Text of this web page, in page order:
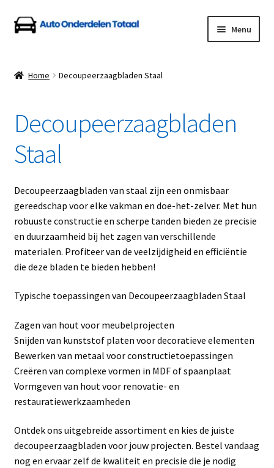
Ga
door
navigatie
Ga
naar
inhoud
Menu
Auto Onderdelen Shop
Betalen en Verzenden
Blog
Contact
Klantenservice
Over Ons
Overzicht
Retourbeleid
Home Decoupeerzaagbladen Staal
Decoupeerzaagbladen
Staal
Decoupeerzaagbladen van staal zijn een onmisbaar
gereedschap voor elke vakman en doe-het-zelver. Met hun
robuuste constructie en scherpe tanden bieden ze precisie
en duurzaamheid bij het zagen van verschillende
materialen. Profiteer van de veelzijdigheid en efficiëntie
die deze bladen te bieden hebben!
Typische toepassingen van Decoupeerzaagbladen Staal
Zagen van hout voor meubelprojecten
Snijden van kunststof platen voor decoratieve elementen
Bewerken van metaal voor constructietoepassingen
Creëren van complexe vormen in MDF of spaanplaat
Vormgeven van hout voor renovatie- en
restauratiewerkzaamheden
Ontdek ons uitgebreide assortiment en kies de juiste
decoupeerzaagbladen voor jouw projecten. Bestel vandaag
nog en ervaar zelf de kwaliteit en precisie die je nodig